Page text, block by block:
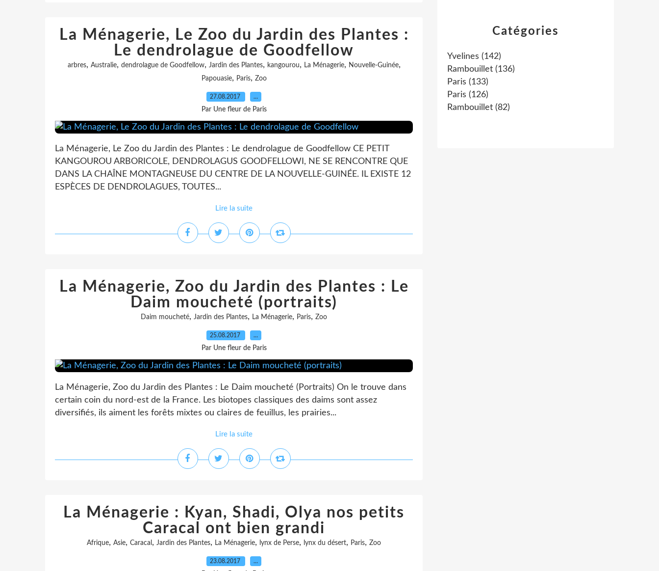
La Ménagerie, Le Zoo du Jardin des Plantes :
Le dendrolague de Goodfellow
arbres, Australie, dendrolague de Goodfellow, Jardin des Plantes, kangourou, La Ménagerie, Nouvelle-Guinée,
Papouasie, Paris, Zoo
27.08.2017 …
Par Une fleur de Paris
La Ménagerie, Le Zoo du Jardin des Plantes : Le dendrolague de Goodfellow CE PETIT
KANGOUROU ARBORICOLE, DENDROLAGUS GOODFELLOWI, NE SE RENCONTRE QUE
DANS LA CHAÎNE MONTAGNEUSE DU CENTRE DE LA NOUVELLE-GUINÉE. IL EXISTE 12
ESPÈCES DE DENDROLAGUES, TOUTES...
Lire la suite
La Ménagerie, Zoo du Jardin des Plantes : Le
Daim moucheté (portraits)
Daim moucheté, Jardin des Plantes, La Ménagerie, Paris, Zoo
25.08.2017 …
Par Une fleur de Paris
La Ménagerie, Zoo du Jardin des Plantes : Le Daim moucheté (Portraits) On le trouve dans
certain coin du nord-est de la France. Les biotopes classiques des daims sont assez
diversifiés, ils aiment les forêts mixtes ou claires de feuillus, les prairies...
Lire la suite
La Ménagerie : Kyan, Shadi, Olya nos petits
Caracal ont bien grandi
Afrique, Asie, Caracal , Jardin des Plantes, La Ménagerie, lynx de Perse, lynx du désert, Paris, Zoo
23.08.2017 …
Catégories
Yvelines (142)
Rambouillet (136)
Paris (133)
Paris (126)
Rambouillet (82)